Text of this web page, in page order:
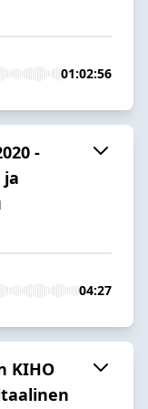
01:02:56
-
ja
04:27
KIHO